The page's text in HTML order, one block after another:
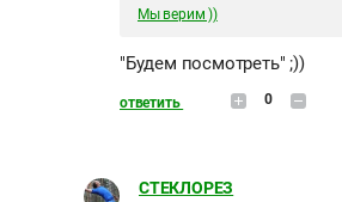
Мы верим ))
"Будем посмотреть" ;))
ответить 0
СТЕКЛОРЕЗ